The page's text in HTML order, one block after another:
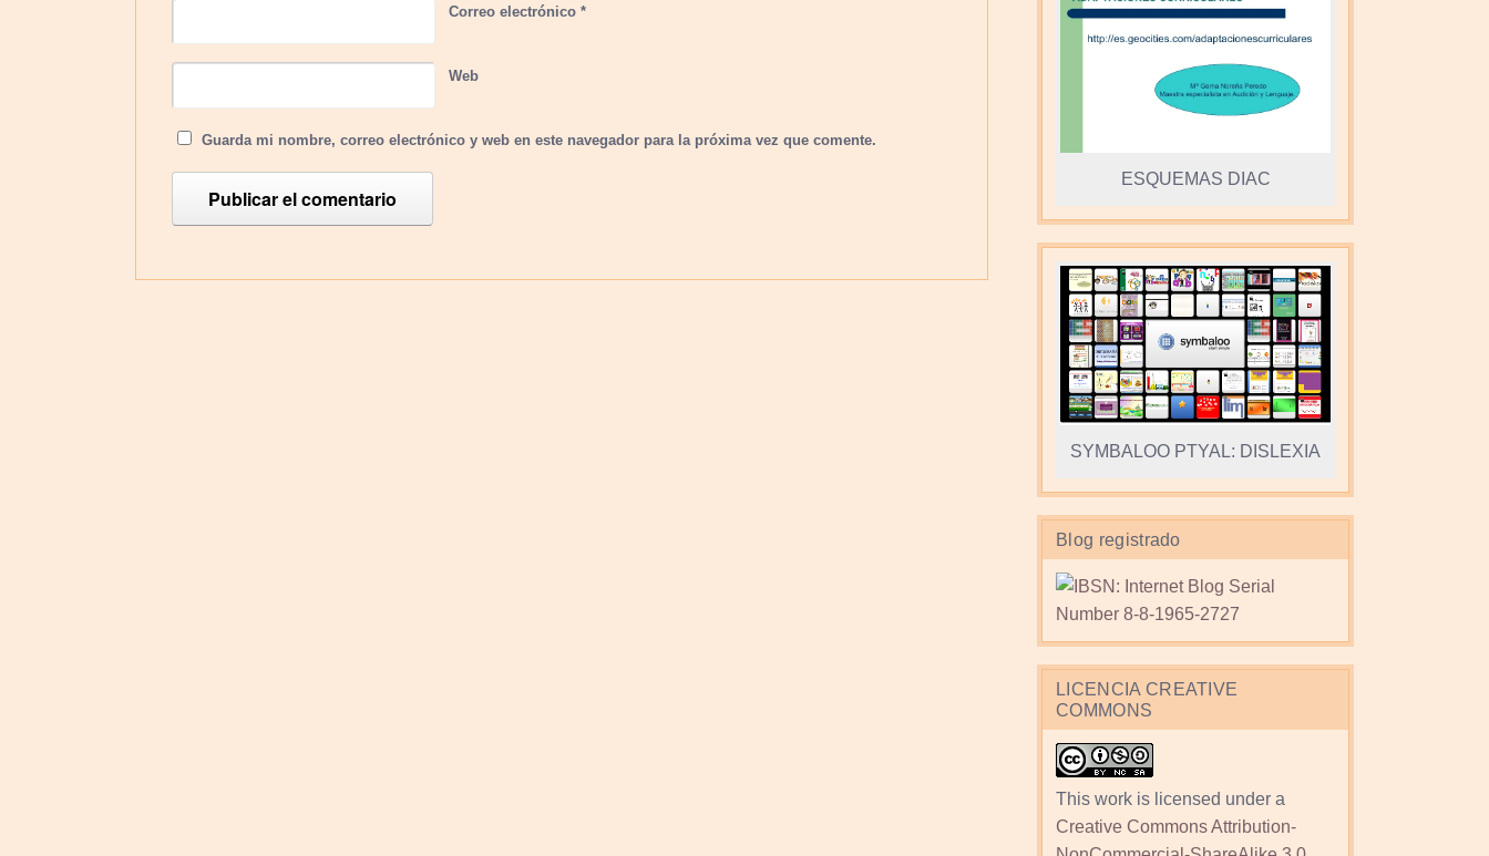
Correo electrónico *
Web
Guarda mi nombre, correo electrónico y web en este navegador para la próxima vez que comente.
ESQUEMAS DIAC
SYMBALOO PTYAL: DISLEXIA
Blog registrado
LICENCIA CREATIVE
COMMONS
This work is licensed under a
Creative Commons Attribution-